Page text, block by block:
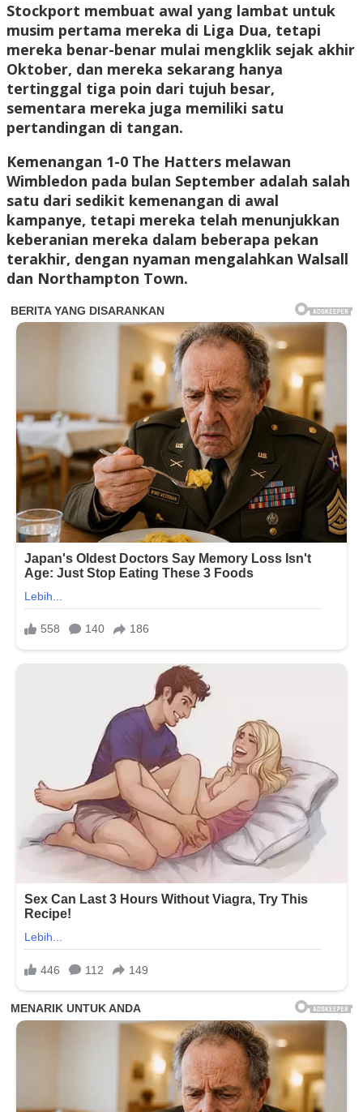
Stockport membuat awal yang lambat untuk
musim pertama mereka di Liga Dua, tetapi
mereka benar-benar mulai mengklik sejak akhir
Oktober, dan mereka sekarang hanya
tertinggal tiga poin dari tujuh besar,
sementara mereka juga memiliki satu
pertandingan di tangan.
Kemenangan 1-0 The Hatters melawan
Wimbledon pada bulan September adalah salah
satu dari sedikit kemenangan di awal
kampanye, tetapi mereka telah menunjukkan
keberanian mereka dalam beberapa pekan
terakhir, dengan nyaman mengalahkan Walsall
dan Northampton Town.